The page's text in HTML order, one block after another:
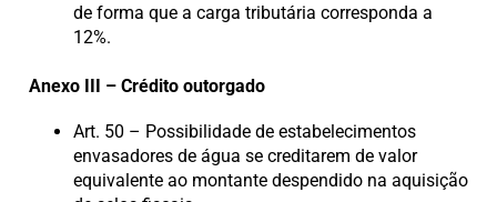
de forma que a carga tributária corresponda a
12%.
Anexo III – Crédito outorgado
Art. 50 – Possibilidade de estabelecimentos
envasadores de água se creditarem de valor
equivalente ao montante despendido na aquisição